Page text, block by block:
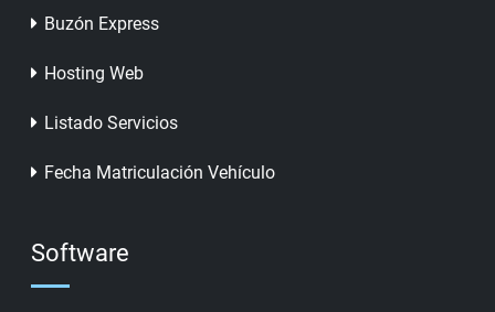
Buzón Express
Hosting Web
Listado Servicios
Fecha Matriculación Vehículo
Software